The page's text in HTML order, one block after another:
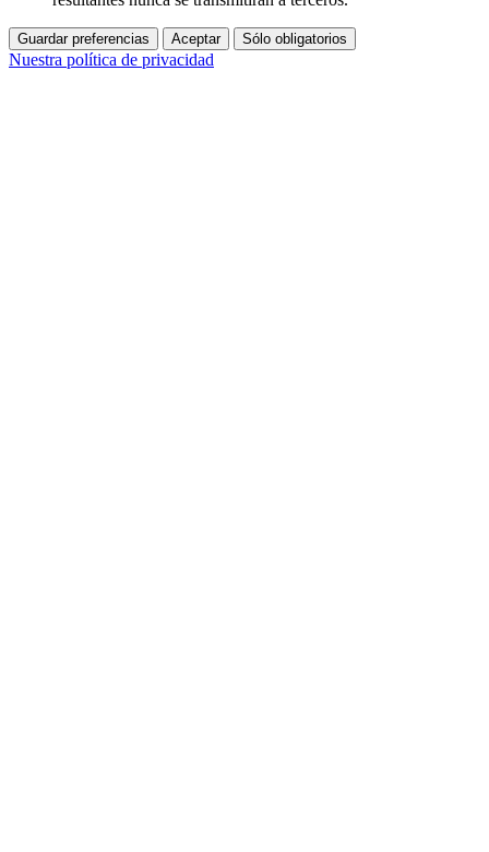
Guardar preferencias Aceptar Sólo obligatorios
Nuestra política de privacidad